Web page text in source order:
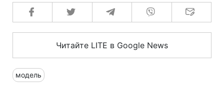
Читайте LITE в Google News
модель